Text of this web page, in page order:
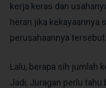
kerja keras dan
heran jika kekayaannya
perusahaannya tersebut.
Lalu, berapa sih jumlah
Jadi, Juragan perlu